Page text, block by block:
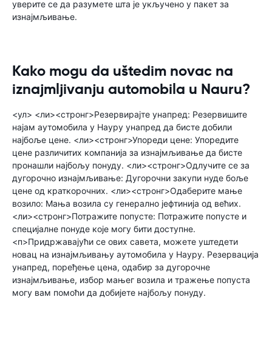
уверите се да разумете шта је укључено у пакет за
изнајмљивање.
Kako mogu da uštedim novac na
iznajmljivanju automobila u Nauru?
<ул> <ли><стронг>Резервирајте унапред: Резервишите
најам аутомобила у Науру унапред да бисте добили
најбоље цене. <ли><стронг>Упореди цене: Упоредите
цене различитих компанија за изнајмљивање да бисте
пронашли најбољу понуду. <ли><стронг>Одлучите се за
дугорочно изнајмљивање: Дугорочни закупи нуде боље
цене од краткорочних. <ли><стронг>Одаберите мање
возило: Мања возила су генерално јефтинија од већих.
<ли><стронг>Потражите попусте: Потражите попусте и
специјалне понуде које могу бити доступне.
<п>Придржавајући се ових савета, можете уштедети
новац на изнајмљивању аутомобила у Науру. Резервација
унапред, поређење цена, одабир за дугорочне
изнајмљивање, избор мањег возила и тражење попуста
могу вам помоћи да добијете најбољу понуду.